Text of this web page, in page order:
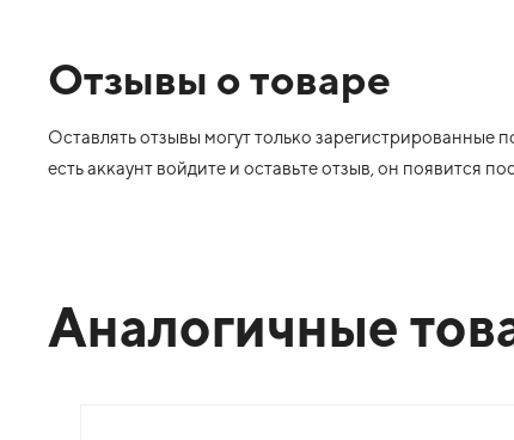
Отзывы о товаре
Оставлять отзывы могут только зарегистрированные
есть аккаунт войдите и оставьте отзыв, он появится
Аналогичные